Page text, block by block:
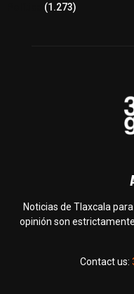
(1.273)
Noticias de Tlaxcala
opinión son
Contact us: